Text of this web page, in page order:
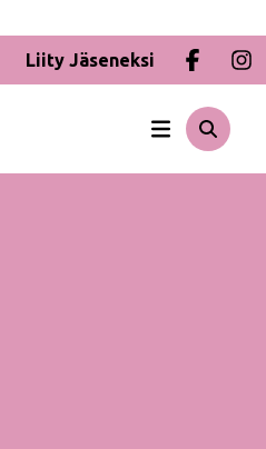
Liity Jäseneksi